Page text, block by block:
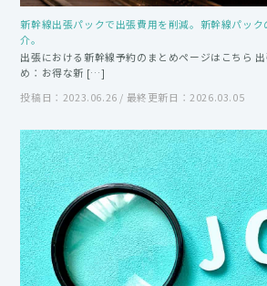
新幹線出張パックで出張費用を削減。新幹線パッ
介。
出張における新幹線予約のまとめページはこちら
め：お得な新 […]
投稿日：2023.06.26 / 最終更新日：2026.03.05